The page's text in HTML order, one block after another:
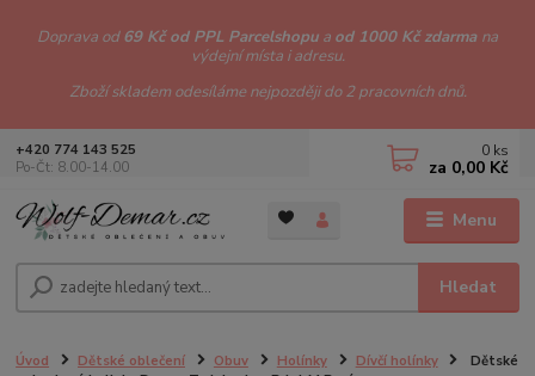
Doprava od69 Kč od PPL Parcelshopu a od 1000 Kč zdarma na
výdejní místa i adresu.
Zboží skladem odesíláme nejpozději do 2 pracovních dnů.
Menu
Hledat
+420 774 143 525
Po-Čt: 8.00-14.00
0 ks
za 0,00 Kč
Úvod Dětské oblečení Obuv Holínky Dívčí holínky
Dětské